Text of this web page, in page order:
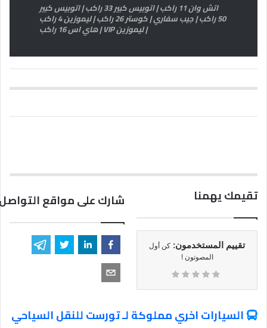
اتش وان 11 راكب | اتوبيس كبير 33 راكب | اتوبيس كبير
50 راكب | جيب سفاري | كوستر 26 راكب | ليموزين 4 راكب
| ليموزين VIP | هاي اس 16 راكب
تقيمك يهمنا
تقييم المستخدمون: كن أول
المصوتون !
شارك على مواقع
السيارات اخري مملوكة لـ تورست للنقل السياحي